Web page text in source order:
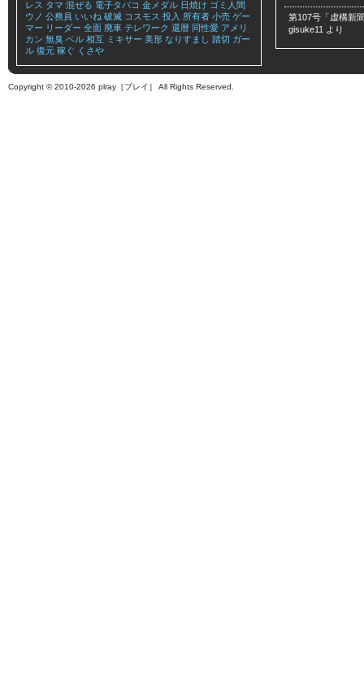
レス タマ 混ぜる 電子タバコ 金メダル 日焼け ゴミ人間
ウノ 公務員 いいね 破滅 コスモス 投入 所有者 小売 ゲー
マー リーダー 全面 廃車 テレワーク 還暦 同性愛 アメリ
カン 無臭 ベル 相互 ミキサー 美形 なりすまし 踏切 ガー
ル 復元 稼ぐ くさや
第107号「虚構新
gisuke11 より
Copyright © 2010-2026 plray［プレイ］ All Rights Reserved.